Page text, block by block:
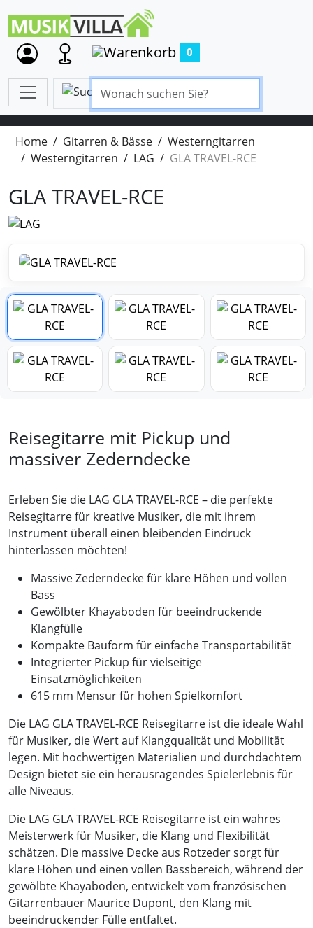
0
Home Gitarren & Bässe
Westerngitarren
Westerngitarren
LAG GLA TRAVEL-RCE
GLA TRAVEL-RCE
Reisegitarre mit Pickup und
massiver Zederndecke
Erleben Sie die LAG GLA TRAVEL-RCE – die perfekte
Reisegitarre für kreative Musiker, die mit ihrem
Instrument überall einen bleibenden Eindruck
hinterlassen möchten!
Massive Zederndecke für klare Höhen und vollen
Bass
Gewölbter Khayaboden für beeindruckende
Klangfülle
Kompakte Bauform für einfache Transportabilität
Integrierter Pickup für vielseitige
Einsatzmöglichkeiten
615 mm Mensur für hohen Spielkomfort
Die LAG GLA TRAVEL-RCE Reisegitarre ist die ideale Wahl
für Musiker, die Wert auf Klangqualität und Mobilität
legen. Mit hochwertigen Materialien und durchdachtem
Design bietet sie ein herausragendes Spielerlebnis für
alle Niveaus.
Die LAG GLA TRAVEL-RCE Reisegitarre ist ein wahres
Meisterwerk für Musiker, die Klang und Flexibilität
schätzen. Die massive Decke aus Rotzeder sorgt für
klare Höhen und einen vollen Bassbereich, während der
gewölbte Khayaboden, entwickelt vom französischen
Gitarrenbauer Maurice Dupont, den Klang mit
beeindruckender Fülle entfaltet.